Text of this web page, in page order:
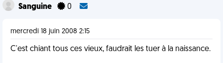
Sanguine 0
mercredi 18 juin 2008 2:15
C'est chiant tous ces vieux, faudrait les tuer à la naissance.